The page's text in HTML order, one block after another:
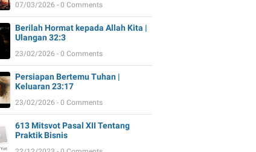
07/03/2026 - 0 Comments
Berilah Hormat kepada Allah Kita |
Ulangan 32:3
23/02/2026 - 0 Comments
Persiapan Bertemu Tuhan |
Keluaran 23:17
23/02/2026 - 0 Comments
613 Mitsvot Pasal XII Tentang
Praktik Bisnis